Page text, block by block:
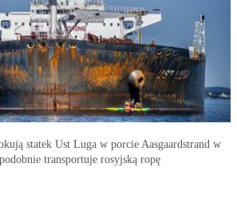
statek Ust Luga w porcie Aasgaardstrand w
transportuje rosyjską ropę